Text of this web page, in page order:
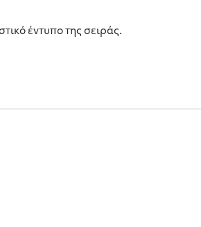
έντυπο της σειράς.